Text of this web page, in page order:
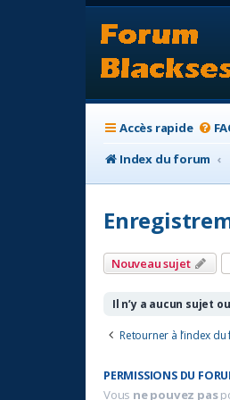
Accès rapide
Index du forum
Nouveau sujet
Il n’y a aucun sujet
Retourner à l’index
PERMISSIONS DU
Vous ne pouvez pas